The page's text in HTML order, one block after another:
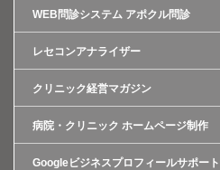
WEB問診システム アポクル問診
レセコンアナライザー
クリニック経営マガジン
病院・クリニック ホームページ制作
Googleビジネスプロフィールサポート